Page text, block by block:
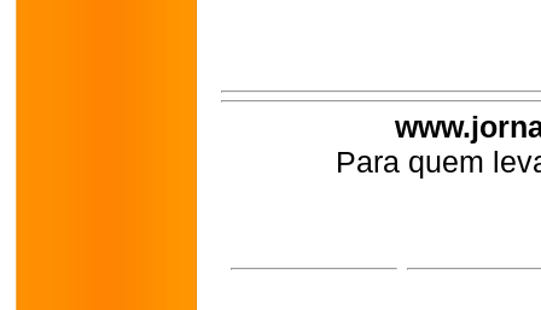
Para quem